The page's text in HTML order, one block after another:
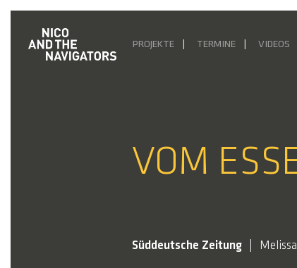
PROJEKTE TERMINE VIDEOS
VOM
Süddeutsche Zeitung